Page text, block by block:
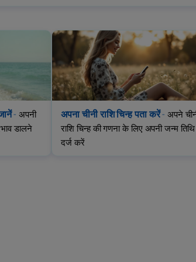
-अपनी
डालने
अपना चीनी राशि चिन्ह पता करें-अपने
राशि चिन्ह की गणना के लिए अपनी जन्म तिथि
दर्ज करें